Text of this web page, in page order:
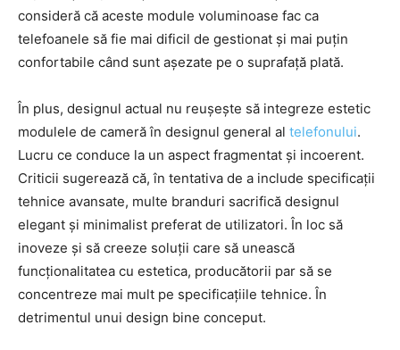
consideră că aceste module voluminoase fac ca
telefoanele să fie mai dificil de gestionat și mai puțin
confortabile când sunt așezate pe o suprafață plată.
În plus, designul actual nu reușește să integreze estetic
modulele de cameră în designul general al telefonului.
Lucru ce conduce la un aspect fragmentat și incoerent.
Criticii sugerează că, în tentativa de a include specificații
tehnice avansate, multe branduri sacrifică designul
elegant și minimalist preferat de utilizatori. În loc să
inoveze și să creeze soluții care să unească
funcționalitatea cu estetica, producătorii par să se
concentreze mai mult pe specificațiile tehnice. În
detrimentul unui design bine conceput.